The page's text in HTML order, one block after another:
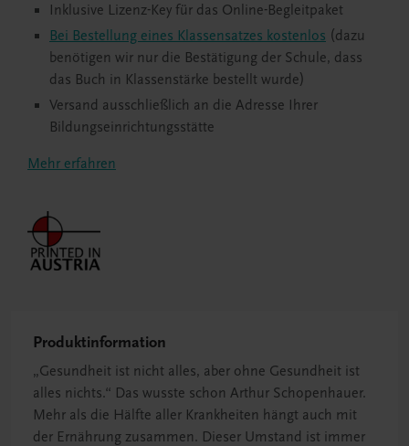
Inklusive Lizenz-Key für das Online-Begleitpaket
Bei Bestellung eines Klassensatzes kostenlos (dazu
benötigen wir nur die Bestätigung der Schule, dass
das Buch in Klassenstärke bestellt wurde)
Versand ausschließlich an die Adresse Ihrer
Bildungseinrichtungsstätte
Mehr erfahren
Produktinformation
„Gesundheit ist nicht alles, aber ohne Gesundheit ist
alles nichts.“ Das wusste schon Arthur Schopenhauer.
Mehr als die Hälfte aller Krankheiten hängt auch mit
der Ernährung zusammen. Dieser Umstand ist immer